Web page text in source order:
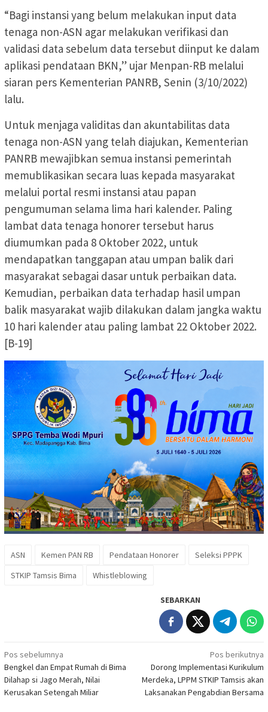
“Bagi instansi yang belum melakukan input data
tenaga non-ASN agar melakukan verifikasi dan
validasi data sebelum data tersebut diinput ke dalam
aplikasi pendataan BKN,” ujar Menpan-RB melalui
siaran pers Kementerian PANRB, Senin (3/10/2022)
lalu.
Untuk menjaga validitas dan akuntabilitas data
tenaga non-ASN yang telah diajukan, Kementerian
PANRB mewajibkan semua instansi pemerintah
memublikasikan secara luas kepada masyarakat
melalui portal resmi instansi atau papan
pengumuman selama lima hari kalender. Paling
lambat data tenaga honorer tersebut harus
diumumkan pada 8 Oktober 2022, untuk
mendapatkan tanggapan atau umpan balik dari
masyarakat sebagai dasar untuk perbaikan data.
Kemudian, perbaikan data terhadap hasil umpan
balik masyarakat wajib dilakukan dalam jangka waktu
10 hari kalender atau paling lambat 22 Oktober 2022.
[B-19]
ASN Kemen PAN RB Pendataan Honorer
Seleksi PPPK
STKIP Tamsis Bima
Whistleblowing
SEBARKAN
Navigasi
pos
Pos sebelumnya
Bengkel dan Empat Rumah di Bima
Dilahap si Jago Merah, Nilai
Kerusakan Setengah Miliar
Pos berikutnya
Dorong Implementasi Kurikulum
Merdeka, LPPM STKIP Tamsis akan
Laksanakan Pengabdian Bersama